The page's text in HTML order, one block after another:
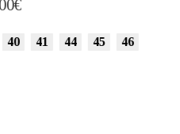
€
40 41 44 45 46